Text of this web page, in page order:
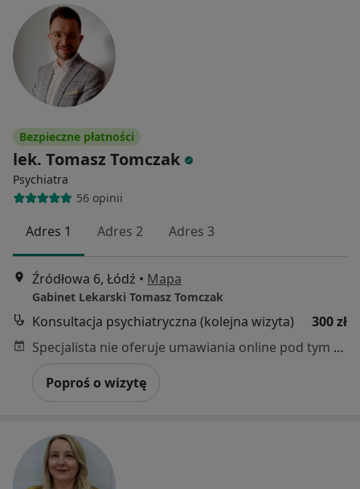
Bezpieczne płatności
lek. Tomasz Tomczak
Psychiatra
56 opinii
Adres 1 Adres 2 Adres 3
Źródłowa 6, Łódź • Mapa
Gabinet Lekarski Tomasz Tomczak
Konsultacja psychiatryczna (kolejna wizyta)
300 zł
Specjalista nie oferuje umawiania online pod tym adresem.
Poproś o wizytę